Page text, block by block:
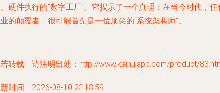
硬件执行的“数字工厂”。它揭示了一个真理：在当今时代，任
的颠覆者，很可能首先是一位顶尖的“系统架构师”。
转载，请注明出处：http://www.kaihuiapp.com/product/
时间：2026-08-10 23:18:59